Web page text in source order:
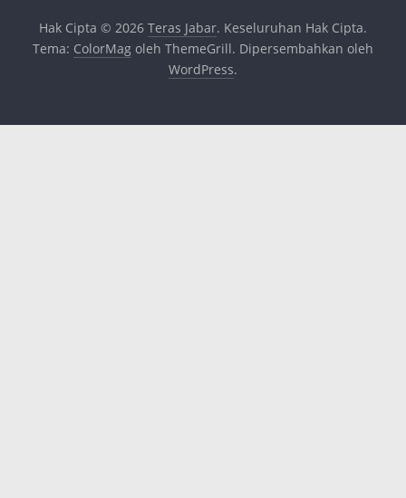
Hak Cipta © 2026 Teras Jabar. Keseluruhan Hak Cipta.
Tema: ColorMagoleh ThemeGrill. Dipersembahkan oleh
WordPress.